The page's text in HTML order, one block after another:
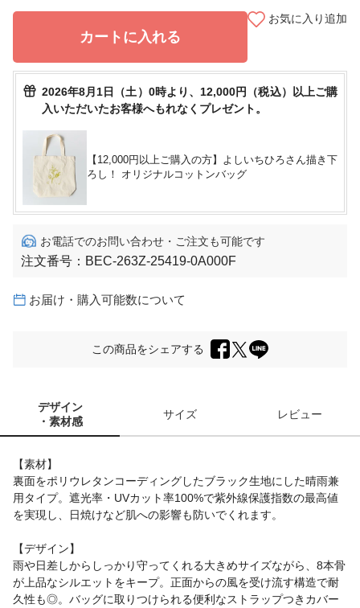
カートに入れる
お気に入り追加
2026年8月1日（土）0時より、12,000円（税込）以上ご購
入いただいたお客様へもれなくプレゼント。
【12,000円以上ご購入の方】よしいちひろさん描き下
ろし！ オリジナルコットンバッグ
お電話でのお問い合わせ・ご注文も可能です
注文番号： BEC-263Z-25419-0A000F
お届け・購入可能数について
この商品をシェアする
デザイン
・素材感
サイズ レビュー
【素材】
裏面をポリウレタンコーディングしたブラック生地にした晴雨兼
用タイプ。遮光率・UVカット率100%で紫外線保護指数の最高値
を実現し、日焼けなど肌への影響も防いでくれます。
【デザイン】
雨や日差しからしっかり守ってくれる大きめサイズながら、8本骨
が上品なシルエットをキープ。正面からの風を受け流す構造で耐
久性も◎。バッグに取りつけられる便利なストラップつきカバー